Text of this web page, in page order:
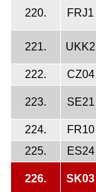
220. FRJ1
221. UKK2
222. CZ04
223. SE21
224. FR10
225.
ES24
226. SK03